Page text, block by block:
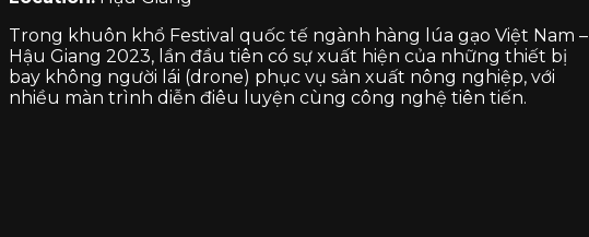
Trong khuôn khổ Festival quốc tế ngành hàng lúa gạo Việt Nam –
Hậu Giang 2023, lần đầu tiên có sự xuất hiện của những thiết bị
bay không người lái (drone) phục vụ sản xuất nông nghiệp, với
nhiều màn trình diễn điêu luyện cùng công nghệ tiên tiến.